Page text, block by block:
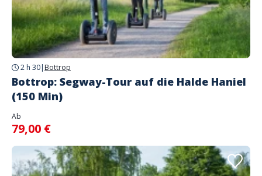
2 h 30| Bottrop
Bottrop: Segway-Tour auf die Halde Haniel
(150 Min)
Ab
79,00 €